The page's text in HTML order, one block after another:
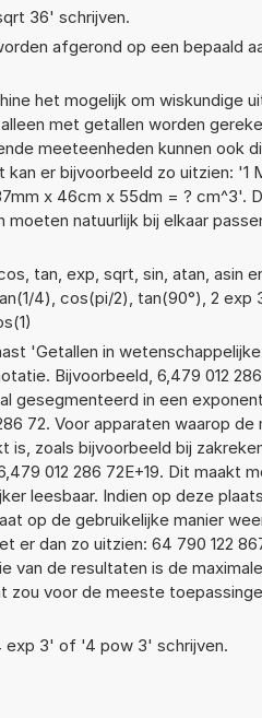
36' schrijven.
afgerond op een bepaald
het mogelijk om wiskundige
met getallen worden
meeteenheden kunnen ook
er bijvoorbeeld zo uitzien: '1
x 46cm x 55dm = ? cm^3'.
natuurlijk bij elkaar
tan, exp, sqrt, sin, atan, asin
4), cos(pi/2), tan(90°), 2 exp
'Getallen in
Bijvoorbeeld, 6,479 012
gesegmenteerd in een
72. Voor apparaten waarop
is, zoals bijvoorbeeld bij
012 286 72E+19. Dit maakt
leesbaar. Indien op deze
op de gebruikelijke manier
er dan zo uitzien: 64 790 122
van de resultaten is de
zou voor de meeste
exp 3' of '4 pow 3' schrijven.